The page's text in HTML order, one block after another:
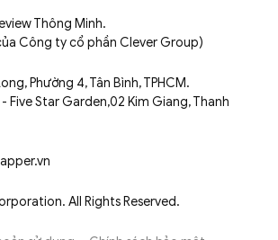
Thông Minh.
Công ty cổ phần Clever Group)
Phường 4, Tân Bình, TPHCM.
Five Star Garden,02 Kim Giang, Thanh
All Rights Reserved.